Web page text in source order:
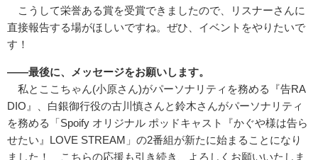
こうして栄誉ある賞を受賞できましたので、リスナーさんに
直接報告する場がほしいですね。ぜひ、イベントをやりたいで
す！
――最後に、メッセージをお願いします。
私とここちゃん(小原さん)がパーソナリティを務める『告RA
DIO』、白銀御行役の古川慎さんと鈴木さんがパーソナリティ
を務める「Spoify オリジナル ポッドキャスト『かぐや様は告ら
せたい』LOVE STREAM」の2番組が新たに始まることになり
ました！ こちらの応援も引き続き、よろしくお願いいたしま